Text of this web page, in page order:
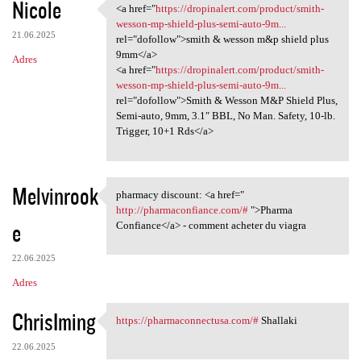
Nicole
21.06.2025
Adres
<a href="https://dropinalert
<a href="https://dropinalert.com/product/smith-
wesson-mp-shield-plus-semi-auto-9m...
rel="dofollow">smith & wesson m&p shield plus
9mm</a>
<a href="https://dropinalert.com/product/smith-
wesson-mp-shield-plus-semi-auto-9m...
rel="dofollow">Smith & Wesson M&P Shield Plus,
Semi-auto, 9mm, 3.1″ BBL, No Man. Safety, 10-lb.
Trigger, 10+1 Rds</a>
Melvinrook
e
22.06.2025
Adres
pharmacy discount: <a href="
pharmacy discount: <a href="
http://pharmaconfiance.com/#">Pharma
Confiance</a> - comment acheter du viagra
ChrisIming
22.06.2025
https://pharmaconnectusa.com/
https://pharmaconnectusa.com/#Shallaki